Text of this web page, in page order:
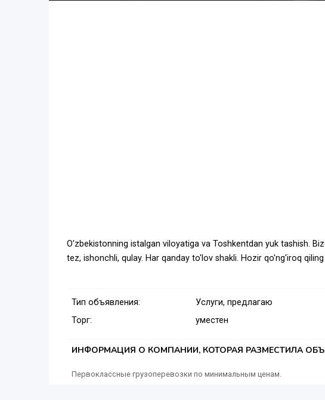
O'zbekistonning istalgan viloyatiga va Toshkentdan yuk tashish.
tez, ishonchli, qulay. Har qanday to'lov shakli. Hozir qo'ng'iroq
Тип объявления:
Услуги, предлагаю
Торг:
уместен
ИНФОРМАЦИЯ О КОМПАНИИ, КОТОРАЯ РАЗМЕСТИЛА
Первоклассные грузоперевозки по минимальным ценам.